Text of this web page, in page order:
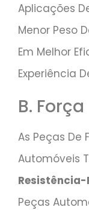
Aplicações
Menor Peso
Em Melhor
Experiência
B. Força
As Peças De
Automóveis
Resistência-
Peças